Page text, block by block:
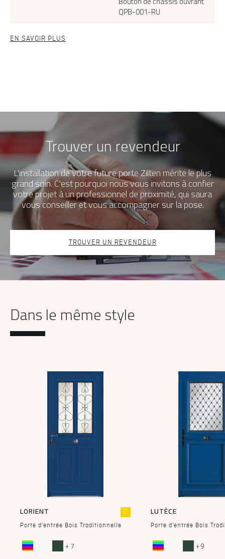
Condorcet face extérieure, essence
QPB-001-RU
EN SAVOIR PLUS
Trouver un revendeur
L'installation de votre future porte Zilten mérite le plus
grand soin. C'est pourquoi nous vous invitons à confier
votre projet à un professionnel de proximité, qui saura
vous conseiller et vous accompagner sur la pose.
TROUVER UN REVENDEUR
Dans le même style
LORIENT
Porte d'entrée Bois Traditionnelle
C
+ 7
LUTÈCE
Porte d'entrée Bois
+ 9